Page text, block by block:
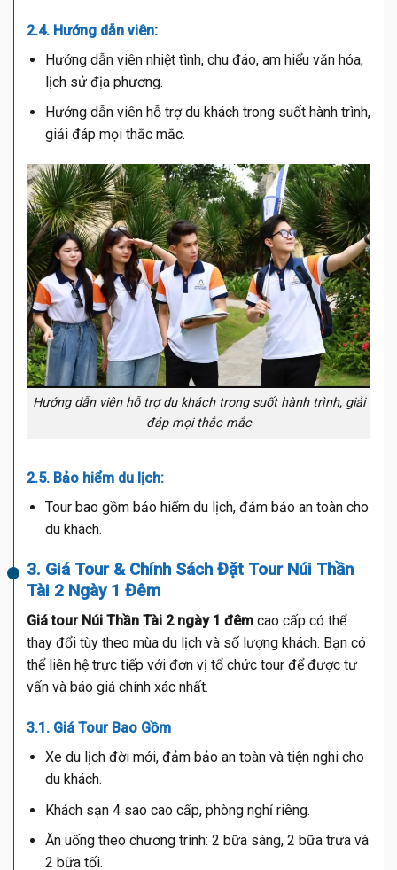
2.4. Hướng dẫn viên:
Hướng dẫn viên nhiệt tình, chu đáo, am hiểu văn hóa,
lịch sử địa phương.
Hướng dẫn viên hỗ trợ du khách trong suốt hành trình,
giải đáp mọi thắc mắc.
Hướng dẫn viên hỗ trợ du khách trong suốt hành trình, giải
đáp mọi thắc mắc
2.5. Bảo hiểm du lịch:
Tour bao gồm bảo hiểm du lịch, đảm bảo an toàn cho
du khách.
3. Giá Tour & Chính Sách Đặt Tour Núi Thần
Tài 2 Ngày 1 Đêm
Giá tour Núi Thần Tài 2 ngày 1 đêm cao cấp có thể
thay đổi tùy theo mùa du lịch và số lượng khách. Bạn có
thể liên hệ trực tiếp với đơn vị tổ chức tour để được tư
vấn và báo giá chính xác nhất.
3.1. Giá Tour Bao Gồm
Xe du lịch đời mới, đảm bảo an toàn và tiện nghi cho
du khách.
Khách sạn 4 sao cao cấp, phòng nghỉ riêng.
Ăn uống theo chương trình: 2 bữa sáng, 2 bữa trưa và
2 bữa tối.